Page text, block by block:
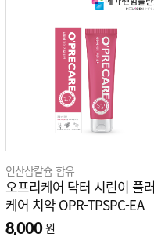
인산삼칼슘 함유
오프리케어 닥터 시린이 플
케어 치약 OPR-TPSPC-EA
8,000 원
오프리케어
스토리